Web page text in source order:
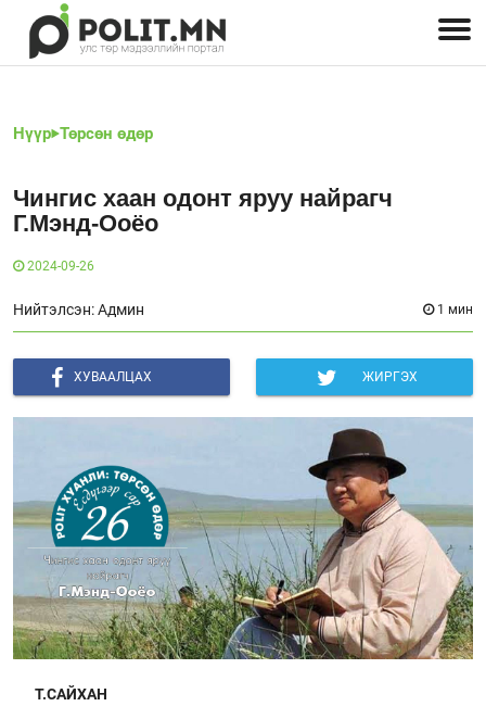
Нүүр Төрсөн өдөр
Чингис хаан одонт яруу найрагч
Г.Мэнд-Ооёо
2024-09-26
Нийтэлсэн: Админ 1 мин
ХУВААЛЦАХ ЖИРГЭХ
Т.САЙХАН